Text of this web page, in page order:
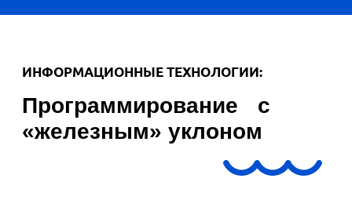
Она также будет проводить стажировки и
качестве инженеров-программистов и
инженеров разработки алгоритмов и
моделей.